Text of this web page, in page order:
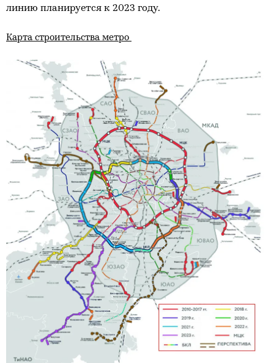
линию планируется к 2023 году.
Карта строительства метро